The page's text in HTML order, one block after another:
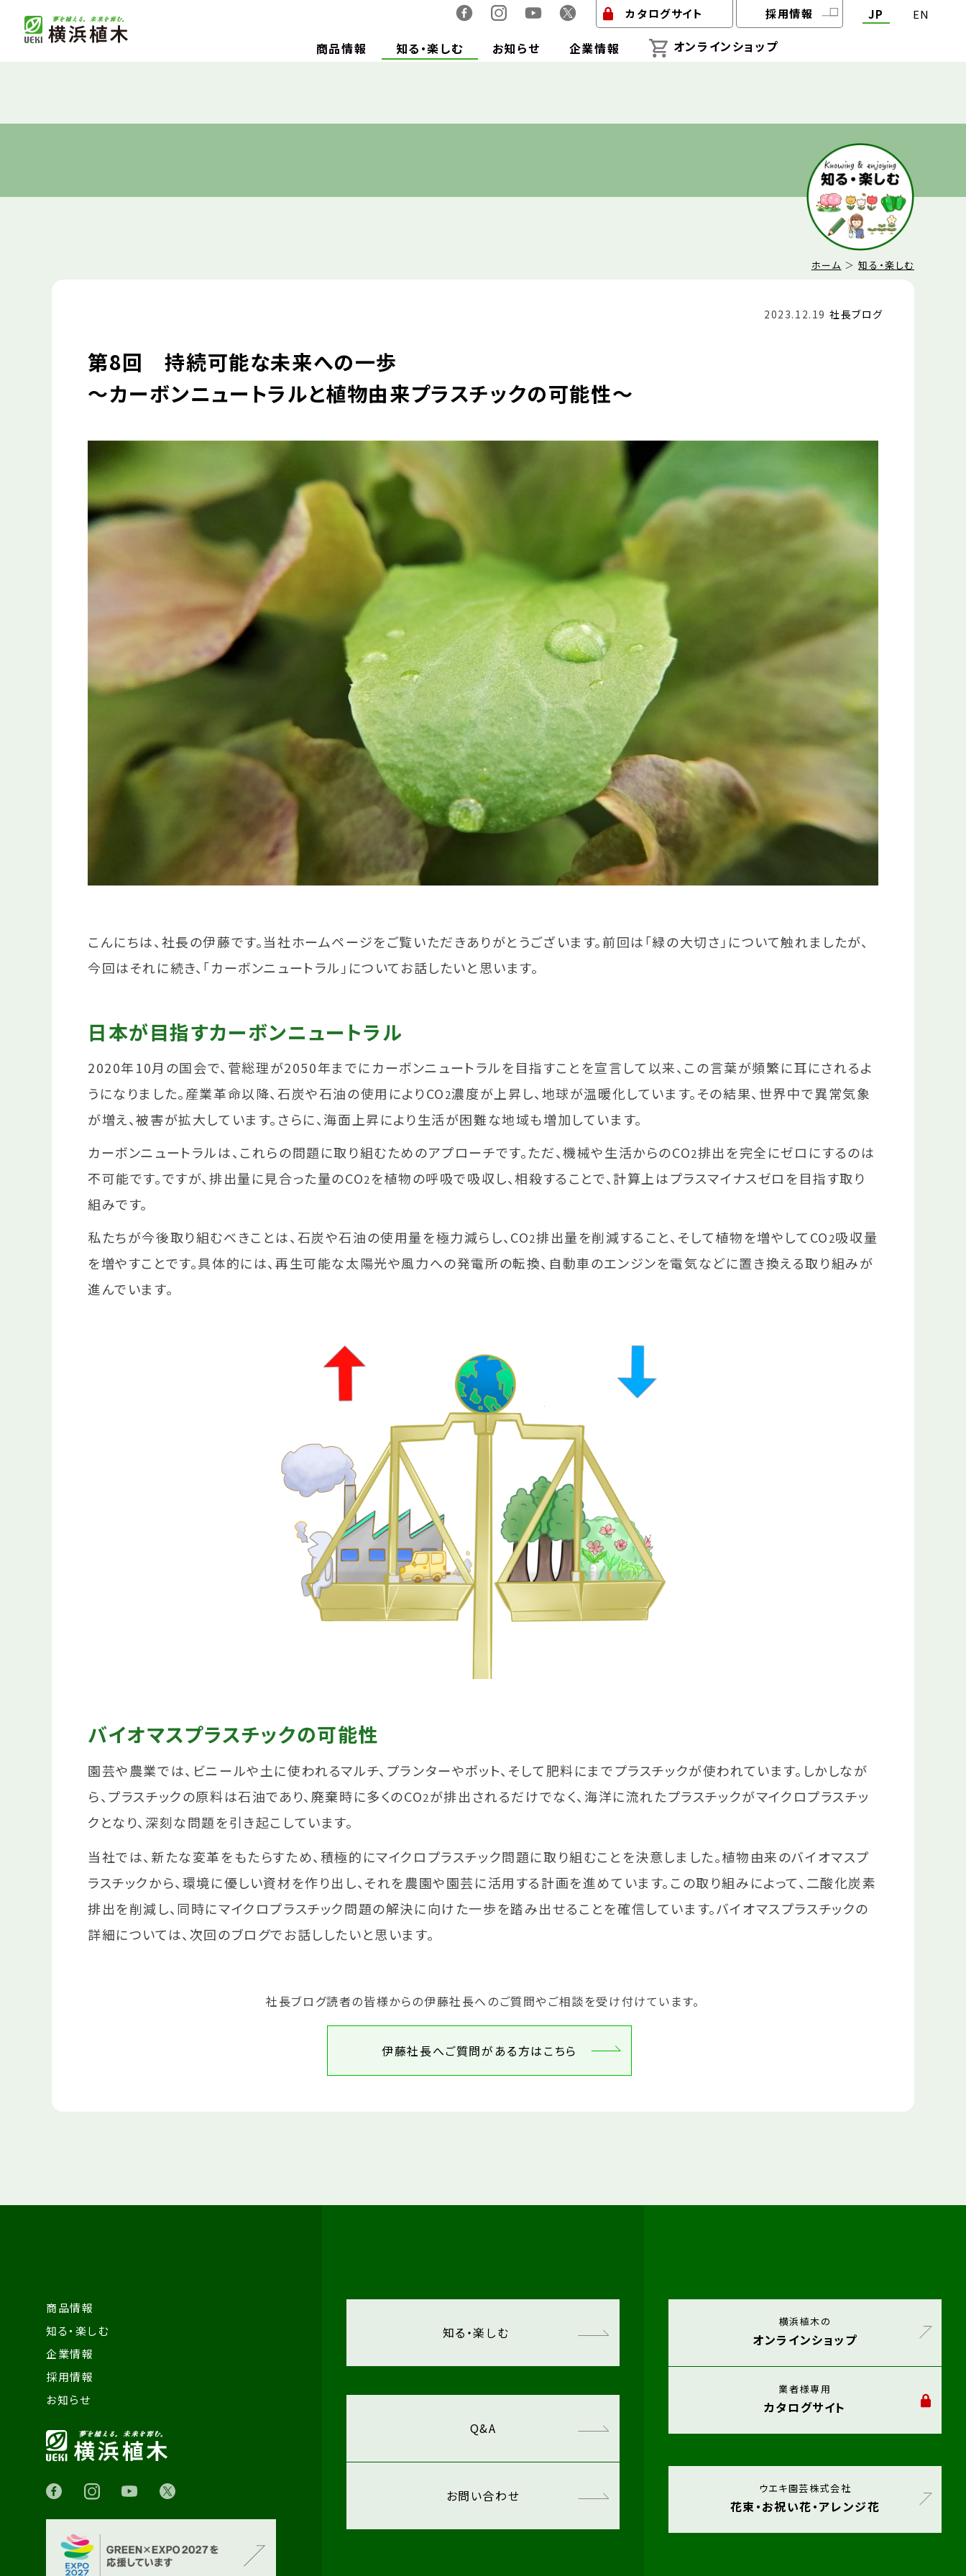
カタログサイト 採用情報 JP EN
商品情報 知る・楽しむ お知らせ 企業情報 オンラインショップ
ホーム ＞知る・楽しむ
2023.12.19 社長ブログ
第8回 持続可能な未来への一歩
～カーボンニュートラルと植物由来プラスチックの可能性～
こんにちは、社長の伊藤です。当社ホームページをご覧いただきありがとうございます。前回は「緑の大切さ」について触れましたが、
今回はそれに続き、「カーボンニュートラル」についてお話したいと思います。
日本が目指すカーボンニュートラル
2020年10月の国会で、菅総理が2050年までにカーボンニュートラルを目指すことを宣言して以来、この言葉が頻繁に耳にされるよ
うになりました。産業革命以降、石炭や石油の使用によりCO2濃度が上昇し、地球が温暖化しています。その結果、世界中で異常気象
が増え、被害が拡大しています。さらに、海面上昇により生活が困難な地域も増加しています。
カーボンニュートラルは、これらの問題に取り組むためのアプローチです。ただ、機械や生活からのCO2排出を完全にゼロにするのは
不可能です。ですが、排出量に見合った量のCO2を植物の呼吸で吸収し、相殺することで、計算上はプラスマイナスゼロを目指す取り
組みです。
私たちが今後取り組むべきことは、石炭や石油の使用量を極力減らし、CO2排出量を削減すること、そして植物を増やしてCO2吸収量
を増やすことです。具体的には、再生可能な太陽光や風力への発電所の転換、自動車のエンジンを電気などに置き換える取り組みが
進んでいます。
バイオマスプラスチックの可能性
園芸や農業では、ビニールや土に使われるマルチ、プランターやポット、そして肥料にまでプラスチックが使われています。しかしなが
ら、プラスチックの原料は石油であり、廃棄時に多くのCO2が排出されるだけでなく、海洋に流れたプラスチックがマイクロプラスチッ
クとなり、深刻な問題を引き起こしています。
当社では、新たな変革をもたらすため、積極的にマイクロプラスチック問題に取り組むことを決意しました。植物由来のバイオマスプ
ラスチックから、環境に優しい資材を作り出し、それを農園や園芸に活用する計画を進めています。この取り組みによって、二酸化炭素
排出を削減し、同時にマイクロプラスチック問題の解決に向けた一歩を踏み出せることを確信しています。バイオマスプラスチックの
詳細については、次回のブログでお話ししたいと思います。
社長ブログ読者の皆様からの伊藤社長へのご質問やご相談を受け付けています。
伊藤社長へご質問がある方はこちら
知る・楽しむ
Q&A
お問い合わせ
横浜植木の
オンラインショップ
業者様専用
カタログサイト
ウエキ園芸株式会社
花束・お祝い花・アレンジ花
商品情報
知る・楽しむ
企業情報
採用情報
お知らせ